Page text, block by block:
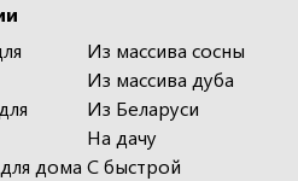
дома
Из массива сосны
Из массива дуба
Из Беларуси
На дачу
С быстрой